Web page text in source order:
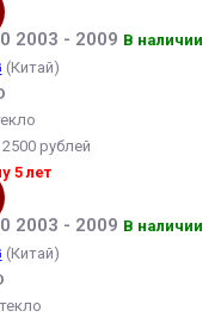
2003 - 2009 В наличии
(Китай)
рублей
5 лет
2003 - 2009 В наличии
(Китай)